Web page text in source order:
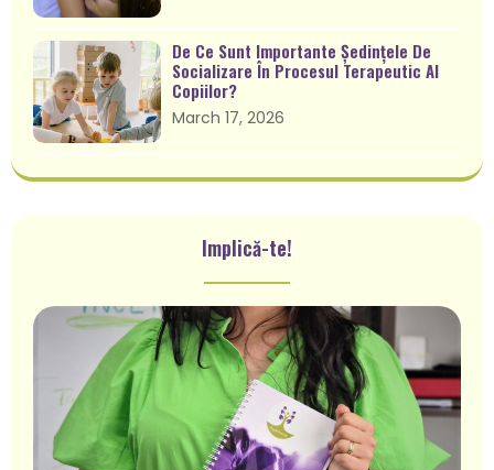
De Ce Sunt Importante Ședințele De
Socializare În Procesul Terapeutic Al
Copiilor?
March 17, 2026
Implică-te!